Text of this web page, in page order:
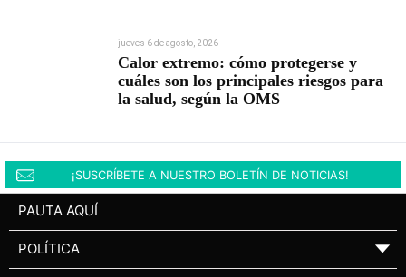
jueves 6 de agosto, 2026
Calor extremo: cómo protegerse y
cuáles son los principales riesgos para
la salud, según la OMS
¡SUSCRÍBETE A NUESTRO BOLETÍN DE NOTICIAS!
PAUTA AQUÍ
POLÍTICA ▼